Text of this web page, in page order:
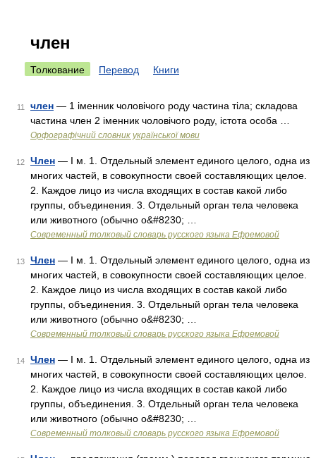
член
Толкование Перевод Книги
11 член — 1 іменник чоловічого роду частина тіла; складова
частина член 2 іменник чоловічого роду, істота особа …
Орфографічний словник української мови
12 Член — I м. 1. Отдельный элемент единого целого, одна из
многих частей, в совокупности своей составляющих целое.
2. Каждое лицо из числа входящих в состав какой либо
группы, объединения. 3. Отдельный орган тела человека
или животного (обычно о&#8230; …
Современный толковый словарь русского языка Ефремовой
13 Член — I м. 1. Отдельный элемент единого целого, одна из
многих частей, в совокупности своей составляющих целое.
2. Каждое лицо из числа входящих в состав какой либо
группы, объединения. 3. Отдельный орган тела человека
или животного (обычно о&#8230; …
Современный толковый словарь русского языка Ефремовой
14 Член — I м. 1. Отдельный элемент единого целого, одна из
многих частей, в совокупности своей составляющих целое.
2. Каждое лицо из числа входящих в состав какой либо
группы, объединения. 3. Отдельный орган тела человека
или животного (обычно о&#8230; …
Современный толковый словарь русского языка Ефремовой